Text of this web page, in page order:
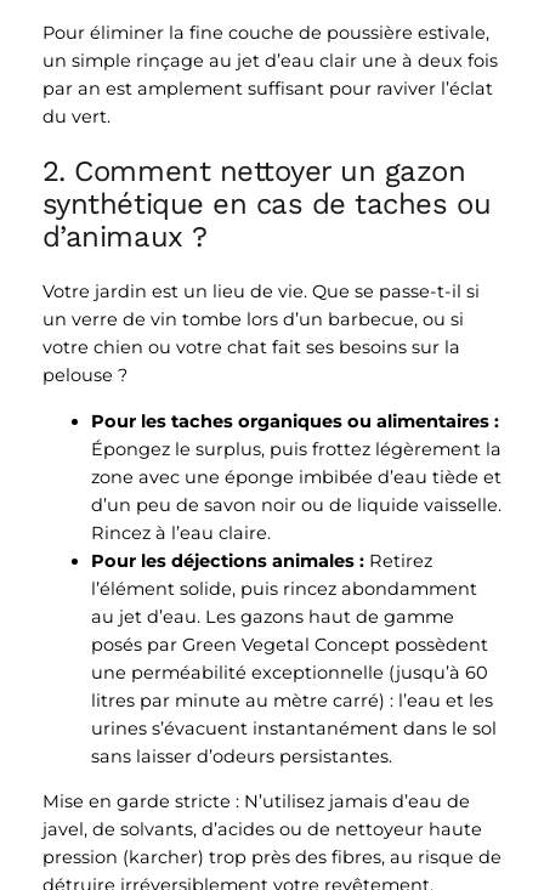
Pour éliminer la fine couche de poussière estivale,
un simple rinçage au jet d’eau clair une à deux fois
par an est amplement suffisant pour raviver l’éclat
du vert.
2. Comment nettoyer un gazon
synthétique en cas de taches ou
d’animaux ?
Votre jardin est un lieu de vie. Que se passe-t-il si
un verre de vin tombe lors d’un barbecue, ou si
votre chien ou votre chat fait ses besoins sur la
pelouse ?
Pour les taches organiques ou alimentaires :
Épongez le surplus, puis frottez légèrement la
zone avec une éponge imbibée d’eau tiède et
d’un peu de savon noir ou de liquide vaisselle.
Rincez à l’eau claire.
Pour les déjections animales :Retirez
l’élément solide, puis rincez abondamment
au jet d’eau. Les gazons haut de gamme
posés par Green Vegetal Concept possèdent
une perméabilité exceptionnelle (jusqu’à 60
litres par minute au mètre carré) : l’eau et les
urines s’évacuent instantanément dans le sol
sans laisser d’odeurs persistantes.
Mise en garde stricte :N’utilisez jamais d’eau de
javel, de solvants, d’acides ou de nettoyeur haute
pression (karcher) trop près des fibres, au risque de
détruire irréversiblement votre revêtement.